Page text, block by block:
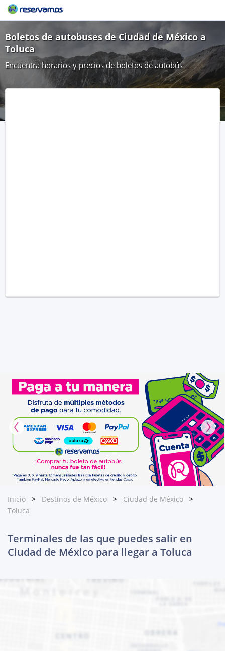
Boletos de autobuses de Ciudad de México a
Toluca
Encuentra horarios y precios de boletos de autobús
Inicio Destinos de México
Ciudad de México
Toluca
Terminales de las que puedes salir en
Ciudad de México para llegar a Toluca